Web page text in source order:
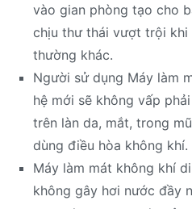
vào gian phòng tạo cho
chịu thư thái vượt trội khi
thường khác.
Người sử dụng Máy làm
hệ mới sẽ không vấp
trên làn da, mắt, trong
dùng điều hòa không khí.
Máy làm mát không khí
không gây hơi nước đầy